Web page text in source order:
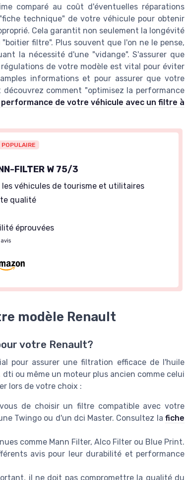
comparé au coût d'éventuelles réparations
technique" de votre véhicule pour obtenir
Cela garantit non seulement la longévité
filtre". Plus souvent que l'on ne le pense,
la nécessité d'une "vidange". S'assurer que
de votre modèle est vital pour éviter
informations et pour assurer que votre
comment "optimisez la performance
de votre véhicule avec un filtre à
POPULAIRE
FILTER W 75/3
les véhicules de tourisme et utilitaires
qualité
éprouvées
modèle Renault
votre Renault?
pour assurer une filtration efficace de l'huile
ou même un moteur plus ancien comme celui
lors de votre choix :
de choisir un filtre compatible avec votre
Twingo ou d'un dci Master. Consultez la fiche
comme Mann Filter, Alco Filter ou Blue Print.
avis pour leur durabilité et performance
il ne doit pas compromettre la qualité du